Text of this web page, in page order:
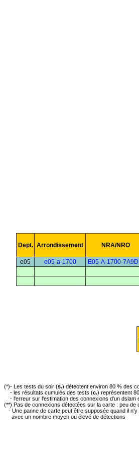
Dept. Arrondissement NRA/NRO
e05
e05-a-1700 E05-A-1700-
(*)- Les tests du soir (s.) détectent environ 80 % des
- les résultats cumulés des tests (c.) représentent
- l'erreur sur l'estimation des connexions d'un dslam
(**) Pas de connexions détectées sur la carte : peu de
- Une panne de carte peut être supposée quand il
avec un nombre moyen ou élevé de détections